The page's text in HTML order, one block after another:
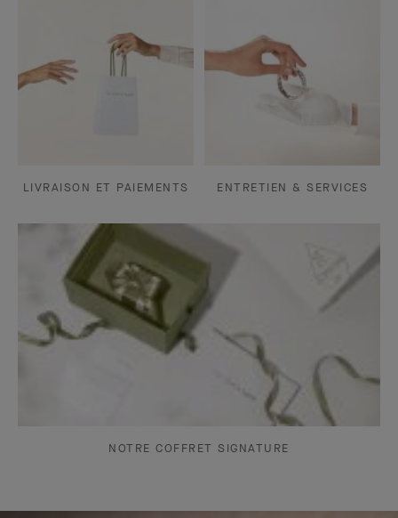
LIVRAISON ET PAIEMENTS ENTRETIEN & SERVICES
NOTRE COFFRET SIGNATURE